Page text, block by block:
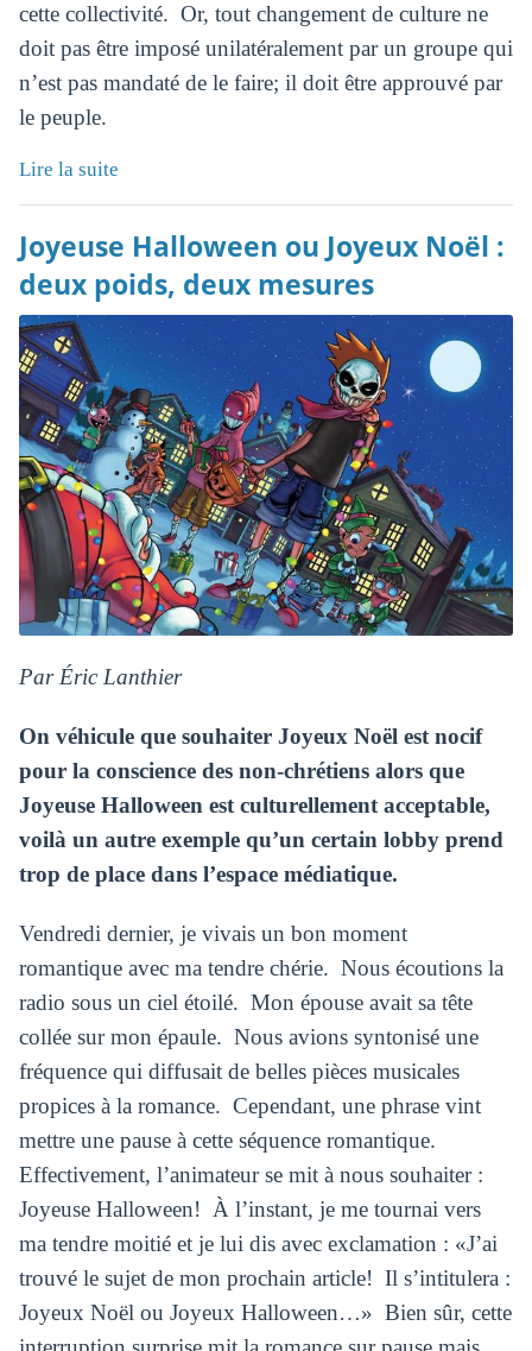
cette collectivité. Or, tout changement de culture ne
doit pas être imposé unilatéralement par un groupe qui
n’est pas mandaté de le faire; il doit être approuvé par
le peuple.
Lire la suite
Joyeuse Halloween ou Joyeux Noël :
deux poids, deux mesures
Par Éric Lanthier
On véhicule que souhaiter Joyeux Noël est nocif
pour la conscience des non-chrétiens alors que
Joyeuse Halloween est culturellement acceptable,
voilà un autre exemple qu’un certain lobby prend
trop de place dans l’espace médiatique.
Vendredi dernier, je vivais un bon moment
romantique avec ma tendre chérie. Nous écoutions la
radio sous un ciel étoilé. Mon épouse avait sa tête
collée sur mon épaule. Nous avions syntonisé une
fréquence qui diffusait de belles pièces musicales
propices à la romance. Cependant, une phrase vint
mettre une pause à cette séquence romantique.
Effectivement, l’animateur se mit à nous souhaiter :
Joyeuse Halloween! À l’instant, je me tournai vers
ma tendre moitié et je lui dis avec exclamation : «J’ai
trouvé le sujet de mon prochain article! Il s’intitulera :
Joyeux Noël ou Joyeux Halloween…» Bien sûr, cette